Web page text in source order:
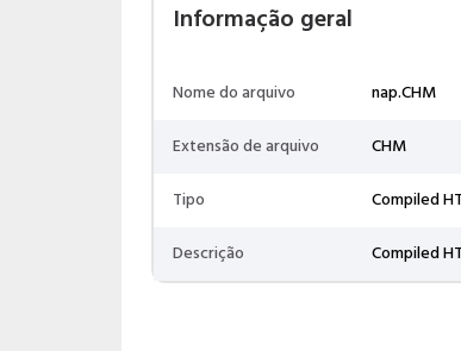
Informação geral
Nome do arquivo
nap.CHM
Extensão de arquivo
CHM
Tipo
Compiled
Descrição
Compiled